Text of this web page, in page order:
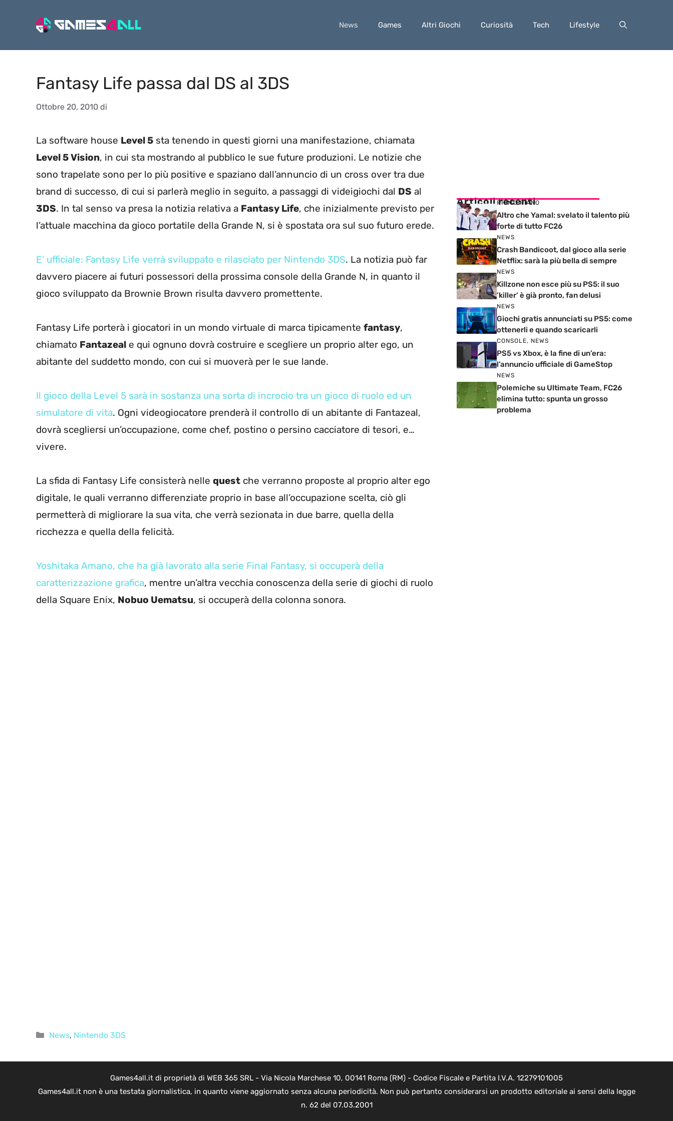
News Games Altri Giochi Curiosità Tech Lifestyle
Fantasy Life passa dal DS al 3DS
Ottobre 20, 2010 di
La software house Level 5 sta tenendo in questi giorni una manifestazione, chiamata
Level 5 Vision, in cui sta mostrando al pubblico le sue future produzioni. Le notizie che
sono trapelate sono per lo più positive e spaziano dall’annuncio di un cross over tra due
brand di successo, di cui si parlerà meglio in seguito, a passaggi di videigiochi dal DS al
3DS. In tal senso va presa la notizia relativa a Fantasy Life, che inizialmente previsto per
l’attuale macchina da gioco portatile della Grande N, si è spostata ora sul suo futuro erede.
E’ ufficiale: Fantasy Life verrà sviluppato e rilasciato per Nintendo 3DS. La notizia può far
davvero piacere ai futuri possessori della prossima console della Grande N, in quanto il
gioco sviluppato da Brownie Brown risulta davvero promettente.
Fantasy Life porterà i giocatori in un mondo virtuale di marca tipicamente fantasy,
chiamato Fantazeal e qui ognuno dovrà costruire e scegliere un proprio alter ego, un
abitante del suddetto mondo, con cui si muoverà per le sue lande.
Il gioco della Level 5 sarà in sostanza una sorta di incrocio tra un gioco di ruolo ed un
simulatore di vita. Ogni videogiocatore prenderà il controllo di un abitante di Fantazeal,
dovrà scegliersi un’occupazione, come chef, postino o persino cacciatore di tesori, e…
vivere.
La sfida di Fantasy Life consisterà nelle quest che verranno proposte al proprio alter ego
digitale, le quali verranno differenziate proprio in base all’occupazione scelta, ciò gli
permetterà di migliorare la sua vita, che verrà sezionata in due barre, quella della
ricchezza e quella della felicità.
Yoshitaka Amano, che ha già lavorato alla serie Final Fantasy, si occuperà della
caratterizzazione grafica, mentre un’altra vecchia conoscenza della serie di giochi di ruolo
della Square Enix, Nobuo Uematsu, si occuperà della colonna sonora.
Categorie
News, Nintendo 3DS
Articoli recenti
PRIMO PIANO
Altro che Yamal: svelato il talento più
forte di tutto FC26
NEWS
Crash Bandicoot, dal gioco alla serie
Netflix: sarà la più bella di sempre
NEWS
Killzone non esce più su PS5: il suo
‘killer’ è già pronto, fan delusi
NEWS
Giochi gratis annunciati su PS5: come
ottenerli e quando scaricarli
CONSOLE, NEWS
PS5 vs Xbox, è la fine di un’era:
l’annuncio ufficiale di GameStop
NEWS
Polemiche su Ultimate Team, FC26
elimina tutto: spunta un grosso
problema
Games4all.it di proprietà di WEB 365 SRL - Via Nicola Marchese 10, 00141 Roma (RM) - Codice Fiscale e Partita I.V.A. 12279101005
Games4all.it non è una testata giornalistica, in quanto viene aggiornato senza alcuna periodicità. Non può pertanto considerarsi un prodotto editoriale ai sensi della legge
n. 62 del 07.03.2001